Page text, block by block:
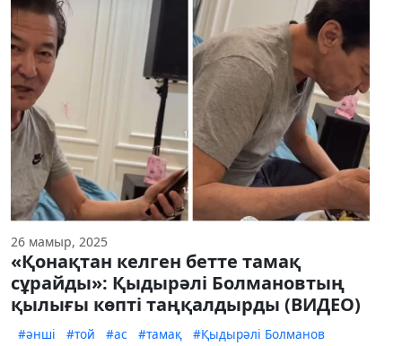
26 мамыр, 2025
«Қонақтан келген бетте тамақ
сұрайды»: Қыдырәлі Болмановтың
қылығы көпті таңқалдырды (ВИДЕО)
#әнші #той #ас #тамақ
#Қыдырәлі Болманов